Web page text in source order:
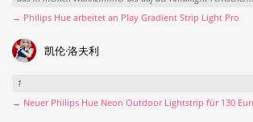
→ Philips Hue arbeitet an Play Gradient Strip Light Pro
凯伦·洛夫利
1
→ Neuer Philips Hue Neon Outdoor Lightstrip für 130